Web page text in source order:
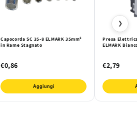
Capocorda SC 35-8 ELMARK 35mm²
in Rame Stagnato
€0,86
Aggiungi
Presa
ELMARK
€2,79
❯